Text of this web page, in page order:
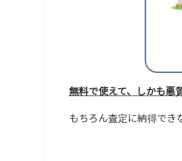
無料で使えて、しかも悪
もちろん査定に納得でき